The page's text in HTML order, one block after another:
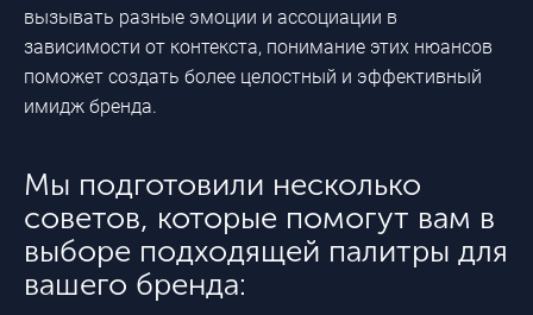
вызывать разные эмоции и ассоциации в
зависимости от контекста, понимание этих нюансов
поможет создать более целостный и эффективный
имидж бренда.
Мы подготовили несколько
советов, которые помогут вам в
выборе подходящей палитры для
вашего бренда: